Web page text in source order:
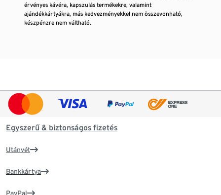
érvényes kávéra, kapszulás termékekre, valamint
ajándékkártyákra, más kedvezményekkel nem összevonható,
készpénzre nem váltható.
Egyszerű & biztonságos fizetés
Utánvét
Bankkártya
PayPal